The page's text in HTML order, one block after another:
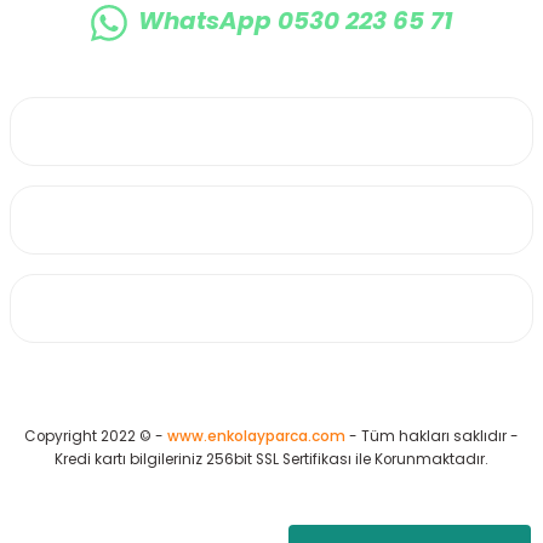
WhatsApp 0530 223 65 71
Copyright 2022 © - www.enkolayparca.com - Tüm hakları saklıdır -
Kredi kartı bilgileriniz 256bit SSL Sertifikası ile Korunmaktadır.